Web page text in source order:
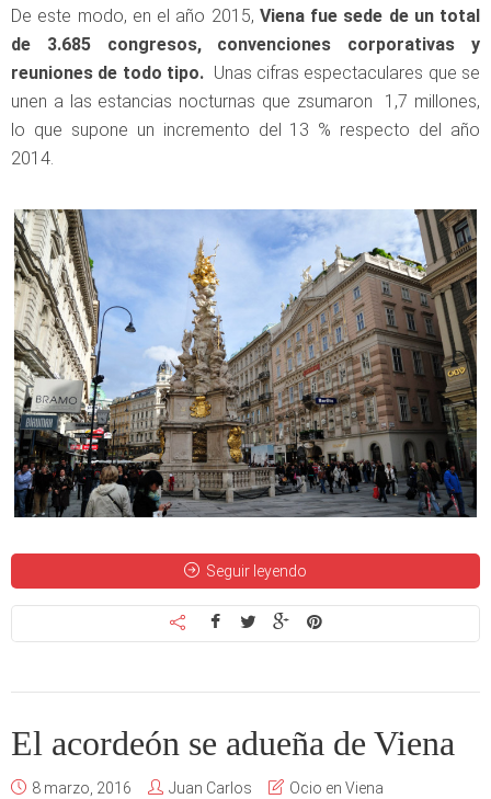
De este modo, en el año 2015, Viena fue sede de un total
de 3.685 congresos, convenciones corporativas y
reuniones de todo tipo. Unas cifras espectaculares que se
unen a las estancias nocturnas que zsumaron 1,7 millones,
lo que supone un incremento del 13 % respecto del año
2014.
Seguir leyendo
El acordeón se adueña de Viena
8 marzo, 2016 Juan Carlos Ocio en Viena